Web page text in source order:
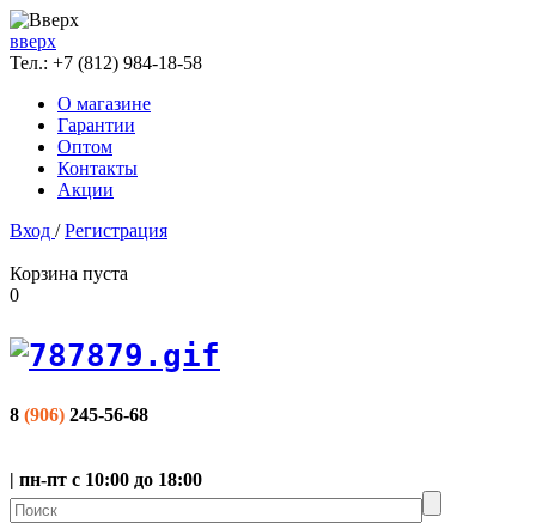
вверх
Тел.: +7 (812) 984-18-58
О магазине
Гарантии
Оптом
Контакты
Акции
Вход /Регистрация
Корзина пуста
0
8 (906) 245-56-68
| пн-пт с 10:00 до 18:00